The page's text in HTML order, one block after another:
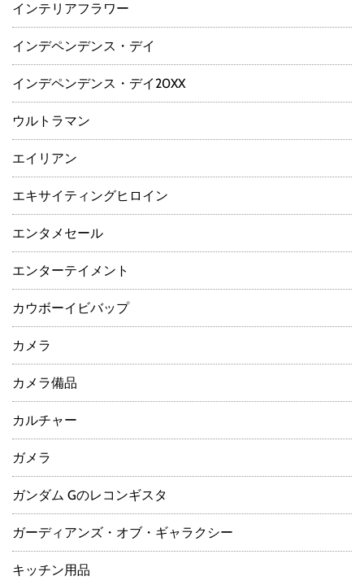
インテリアフラワー
インデペンデンス・デイ
インデペンデンス・デイ20XX
ウルトラマン
エイリアン
エキサイティングヒロイン
エンタメセール
エンターテイメント
カウボーイビバップ
カメラ
カメラ備品
カルチャー
ガメラ
ガンダム Gのレコンギスタ
ガーディアンズ・オブ・ギャラクシー
キッチン用品